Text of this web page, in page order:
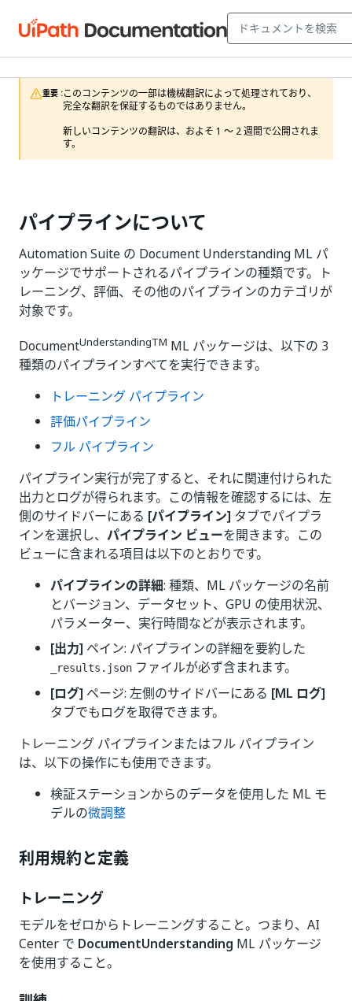
重要 :このコンテンツの一部は機械翻訳によって処理されており、
完全な翻訳を保証するものではありません。
新しいコンテンツの翻訳は、およそ 1 ～ 2 週間で公開されま
す。
パイプラインについて
Automation Suite の Document Understanding ML パ
ッケージでサポートされるパイプラインの種類です。ト
レーニング、評価、その他のパイプラインのカテゴリが
対象です。
DocumentUnderstandingTM ML パッケージは、以下の 3
種類のパイプラインすべてを実行できます。
トレーニング パイプライン
評価パイプライン
フル パイプライン
パイプライン実行が完了すると、それに関連付けられた
出力とログが得られます。この情報を確認するには、左
側のサイドバーにある [パイプライン] タブでパイプラ
インを選択し、 パイプライン ビューを開きます。この
ビューに含まれる項目は以下のとおりです。
パイプラインの詳細: 種類、ML パッケージの名前
とバージョン、データセット、GPU の使用状況、
パラメーター、実行時間などが表示されます。
[出力] ペイン: パイプラインの詳細を要約した
_results.json ファイルが必ず含まれます。
[ログ] ページ: 左側のサイドバーにある [ML ログ]
タブでもログを取得できます。
トレーニング パイプラインまたはフル パイプライン
は、以下の操作にも使用できます。
検証ステーションからのデータを使用した ML モ
デルの微調整
利用規約と定義
トレーニング
モデルをゼロからトレーニングすること。つまり、AI
Center で DocumentUnderstanding ML パッケージ
を使用すること。